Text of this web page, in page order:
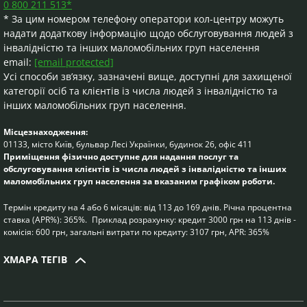
отримання рекламних матеріалів каналами
дистанційного електронного обслуговування, а саме
шляхом направлення відповідного звернення на
адресу електронної пошти Товариства.
7. Можливі витрати на сплату споживачем
платежів за користування споживчим кредитом
залежать від обраного споживачем способу сплати.
Кредитодавець не вимагає від клієнтів здійснення будь-
платежів за кредитним договором не залежно від
обраного способу погашення заборгованості, разом з
тим, оплату комісій за здійснення платежу можуть
передбачати банки, компанії та організації, через яких
позичальник здійснює платіж/переказ коштів.
пролонгації) строку погашення споживчого кредиту
(строку виконання грошового зобов'язання)/строку
кредитування/строку дії договору про споживчий
кредит може здійснюватися без змін або зі зміною умов
попередньо укладеного договору, в тому числі в бік
0 800 211 513*
* За цим номером телефону оператори кол-центру можуть
надати додаткову інформацію щодо обслуговування людей з
інвалідністю та інших маломобільних груп населення
email: [email protected]
Усі способи зв’язку, зазначені вище, доступні для захищеної
категорії осіб та клієнтів із числа людей з інвалідністю та
інших маломобільних груп населення.
Місцезнаходження:
01133, місто Київ, бульвар Лесі Українки, будинок 26, офіс 411
Приміщення фізично доступне для надання послуг та
обслуговування клієнтів із числа людей з інвалідністю та інших
маломобільних груп населення за вказаним графіком роботи.
Термін кредиту на 4 або 6 місяців: від 113 до 169 днів. Річна процентна
ставка (APR%): 365%. Приклад розрахунку: кредит 3000 грн на 113 днів -
комісія: 600 грн, загальні витрати по кредиту: 3107 грн, APR: 365%
ХМАРА ТЕГІВ